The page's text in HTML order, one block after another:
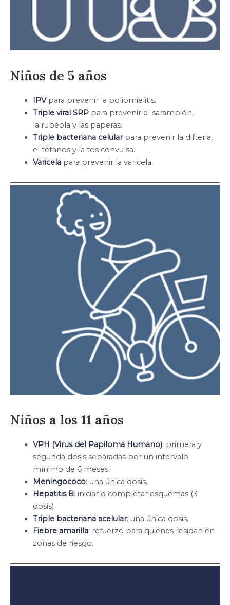
Niños de 5 años
IPVpara prevenir la poliomielitis.
Triple viral SRPpara prevenir el sarampión,
la rubéola y las paperas.
Triple bacteriana celularpara prevenir la difteria,
el tétanos y la tos convulsa.
Varicelapara prevenir la varicela.
Niños a los 11 años
VPH (Virus del Papiloma Humano): primera y
segunda dosis separadas por un intervalo
mínimo de 6 meses.
Meningococo: una única dosis.
Hepatitis B: iniciar o completar esquemas (3
dosis)
Triple bacteriana acelular: una única dosis.
Fiebre amarilla: refuerzo para quienes residan en
zonas de riesgo.